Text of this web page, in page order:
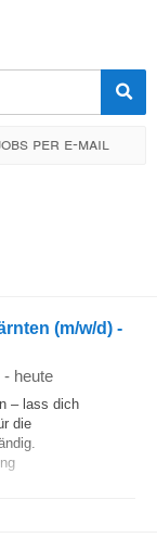
per e-mail
(m/w/d) -
- heute
– lass dich
die